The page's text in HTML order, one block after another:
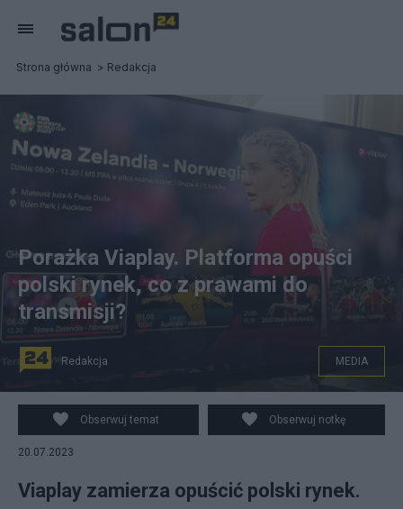
Strona główna Redakcja
fot. Salon24.pl
Porażka Viaplay. Platforma opuści
polski rynek, co z prawami do
transmisji?
Redakcja MEDIA
Obserwuj temat Obserwuj notkę
20.07.2023
Viaplay zamierza opuścić polski rynek.